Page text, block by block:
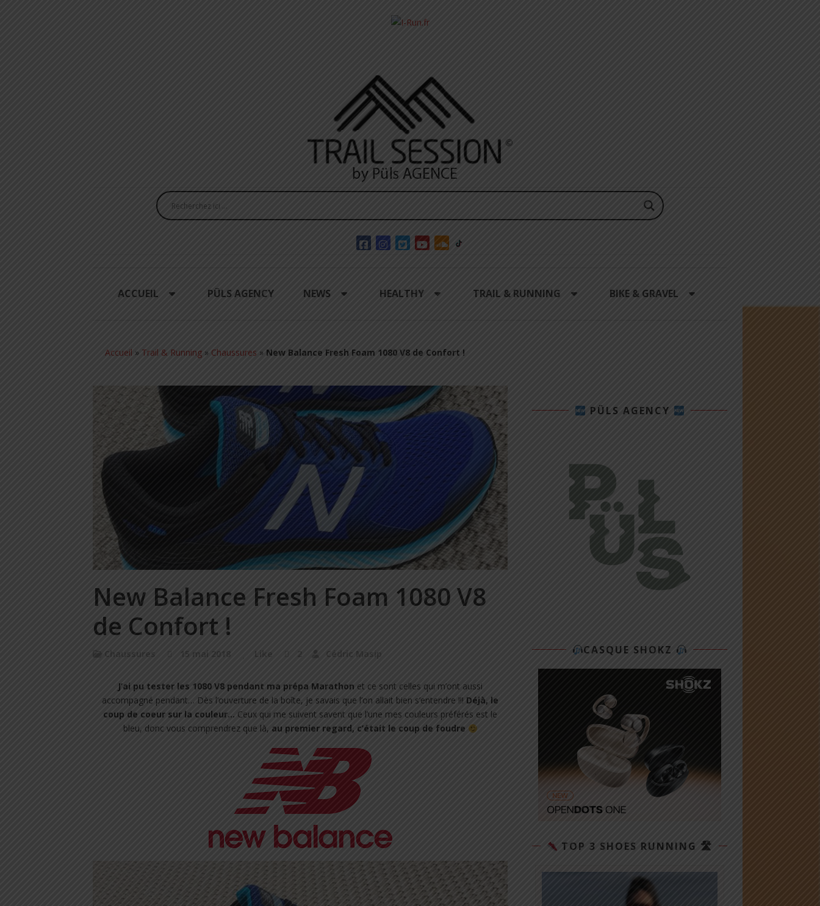
ACCUEIL PÜLS AGENCY NEWS HEALTHY TRAIL & RUNNING BIKE & GRAVEL
Accueil » Trail & Running » Chaussures » New Balance Fresh Foam 1080 V8 de Confort !
New Balance Fresh Foam 1080 V8
de Confort !
Chaussures 15 mai 2018 Like 2 Cédric Masip
J’ai pu tester les 1080 V8 pendant ma prépa Marathon et ce sont celles qui m’ont aussi
accompagné pendant… Dès l’ouverture de la boîte, je savais que l’on allait bien s’entendre !!! Déjà, le
coup de coeur sur la couleur… Ceux qui me suivent savent que l’une mes couleurs préférés est le
bleu, donc vous comprendrez que là, au premier regard, c’était le coup de foudre
PÜLS AGENCY
CASQUE SHOKZ
TOP 3 SHOES RUNNING 🛣